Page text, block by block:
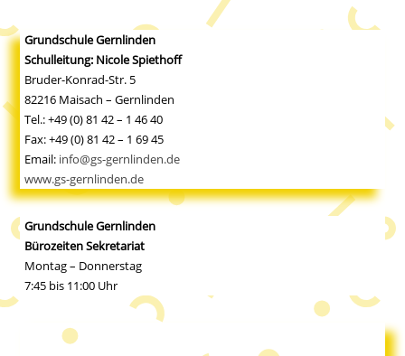
Grundschule Gernlinden
Schulleitung: Nicole Spiethoff
Bruder-Konrad-Str. 5
82216 Maisach – Gernlinden
Tel.: +49 (0) 81 42 – 1 46 40
Fax: +49 (0) 81 42 – 1 69 45
Email: info@gs-gernlinden.de
www.gs-gernlinden.de
Grundschule Gernlinden
Bürozeiten Sekretariat
Montag – Donnerstag
7:45 bis 11:00 Uhr